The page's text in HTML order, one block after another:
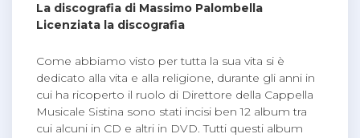
La discografia di Massimo Palombella
Licenziata la discografia
Come abbiamo visto per tutta la sua vita si è
dedicato alla vita e alla religione, durante gli anni in
cui ha ricoperto il ruolo di Direttore della Cappella
Musicale Sistina sono stati incisi ben 12 album tra
cui alcuni in CD e altri in DVD. Tutti questi album